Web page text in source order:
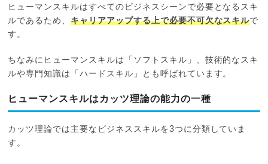
ヒューマンスキルはすべてのビジネスシーンで必要となるスキ
ルであるため、キャリアアップする上で必要不可欠なスキルで
す。
ちなみにヒューマンスキルは「ソフトスキル」、技術的なスキ
ルや専門知識は「ハードスキル」とも呼ばれています。
ヒューマンスキルはカッツ理論の能力の一種
カッツ理論では主要なビジネススキルを3つに分類していま
す。